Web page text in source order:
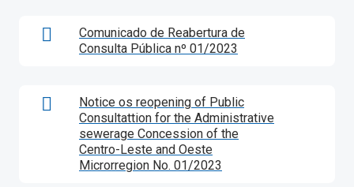
Comunicado de Reabertura de
Consulta Pública nº 01/2023
Notice os reopening of Public
Consultattion for the Administrative
sewerage Concession of the
Centro-Leste and Oeste
Microrregion No. 01/2023